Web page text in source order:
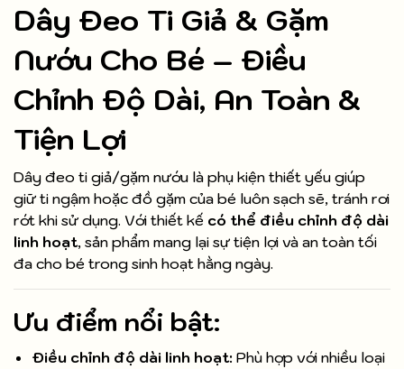
Dây Đeo Ti Giả & Gặm
Nướu Cho Bé – Điều
Chỉnh Độ Dài, An Toàn &
Tiện Lợi
Dây đeo ti giả/gặm nướu là phụ kiện thiết yếu giúp
giữ ti ngậm hoặc đồ gặm của bé luôn sạch sẽ, tránh rơi
rớt khi sử dụng. Với thiết kế có thể điều chỉnh độ dài
linh hoạt, sản phẩm mang lại sự tiện lợi và an toàn tối
đa cho bé trong sinh hoạt hằng ngày.
Ưu điểm nổi bật:
Điều chỉnh độ dài linh hoạt: Phù hợp với nhiều loại